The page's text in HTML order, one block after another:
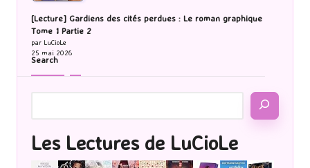
[Lecture] Gardiens des cités perdues : Le roman graphique
Tome 1 Partie 2
par LuCioLe
25 mai 2026
Search
Les Lectures de LuCioLe